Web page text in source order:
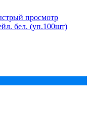
просмотр
бел. (уп.100шт)